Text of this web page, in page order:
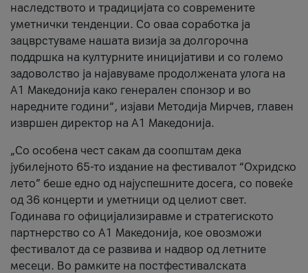
наследството и традицијата со современите
уметнички тенденции. Со оваа соработка ја
зацврстуваме нашата визија за долгорочна
поддршка на културните иницијативи и со големо
задоволство ја најавуваме продолжената улога на
A1 Македонија како генерален спонзор и во
наредните години“, изјави Методија Мирчев, главен
извршен директор на A1 Македонија.
„Со особена чест сакам да соопштам дека
јубилејното 65-то издание на фестивалот “Охридско
лето” беше едно од најуспешните досега, со повеќе
од 36 концерти и уметници од целиот свет.
Годинава го официјализиравме и стратегиското
партнерство со А1 Македонија, кое овозможи
фестивалот да се развива и надвор од летните
месеци. Во рамките на постфестивалската